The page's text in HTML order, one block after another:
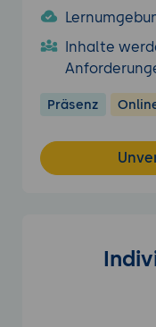
Inhalte
Präsenz